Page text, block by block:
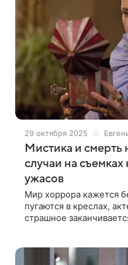
Уэс Крэйвен ушел из
в возрасте 76 лет после
29 октября 2025
Мистика и смерть
случаи на
ужасов
Мир хоррора кажется
пугаются в креслах,
страшное